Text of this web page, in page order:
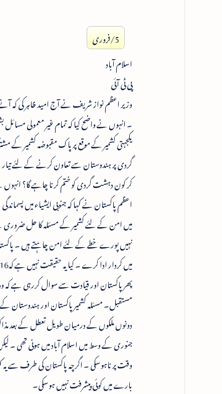
5/فروری
اسلام آباد
پی ٹی آئی
وزیر اعظم نواز شریف نے آج امید ظاہر کی کہ
۔ انہوں نے واضح کیا کہ تمام غیر معمولی
یکجہتی کشمیر کے موقع پر پاک مقبوضہ کشمیر
گردی پر ہندوستان سے تعاون کرنے کے لئے
کر کون دہشت گردی کو ختم کرنا چاہے گا؟
اعظم پاکستان نے کہا کہ جنوبی ایشیاء میں
میں امن کے لئے کشمیر کے مسئلہ کا حل
نہیں پورے خطے کے لئے امن چاہتے ہیں ۔
پھر پاکستان اور قیادت سے سوال کررہی ہے کہ
مستقبل۔ مسئلہ کشمیر پاکستان اور ہندوستان
دونوں ملکوں کے درمیان طویل تعطل کے بعد
جنوری کے وسط میں اسلام آباد میں ہونی تھی ۔
وقت پر ناہوسکی ۔ اگرچہ پاکستان کی طرف سے
بارے میں کوئی پیشرفت نہیں ہوسکی۔